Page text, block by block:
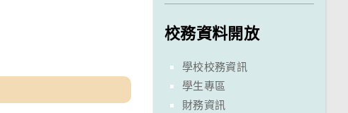
校務資料開放
學校校務資訊
學生專區
財務資訊